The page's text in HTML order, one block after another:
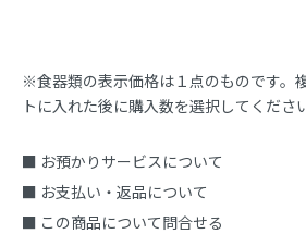
※食器類の表示価格は１点のものです。
トに入れた後に購入数を選択してください
■ お預かりサービスについて
■ お支払い・返品について
■ この商品について問合せる